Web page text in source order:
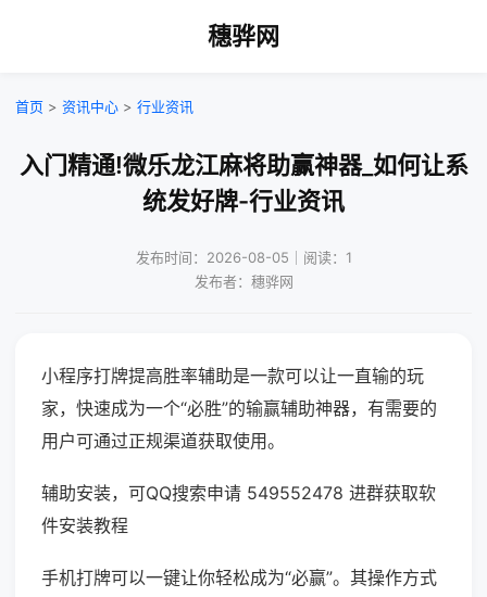
穗骅网
首页 > 资讯中心 > 行业资讯
入门精通!微乐龙江麻将助赢神器_如何让系
统发好牌-行业资讯
发布时间：2026-08-05｜阅读：1
发布者：穗骅网
小程序打牌提高胜率辅助是一款可以让一直输的玩
家，快速成为一个“必胜”的输赢辅助神器，有需要的
用户可通过正规渠道获取使用。
辅助安装，可QQ搜索申请 549552478 进群获取软
件安装教程
手机打牌可以一键让你轻松成为“必赢”。其操作方式